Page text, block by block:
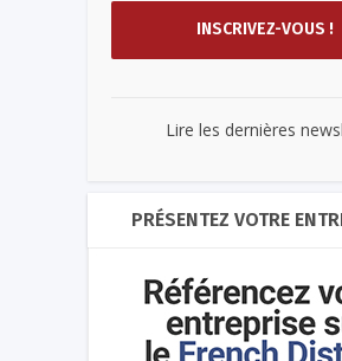
Lire les dernières
PRÉSENTEZ VOTRE